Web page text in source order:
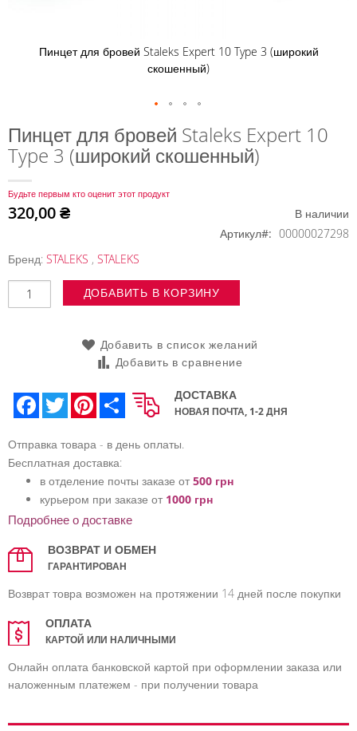
Пинцет для бровей Staleks Expert 10 Type 3 (широкий
скошенный)
к
началу
изображений
Пинцет для бровей Staleks Expert 10
Type 3 (широкий скошенный)
Будьте первым кто оценит этот продукт
320,00 ₴
В наличии
Артикул
00000027298
Бренд: STALEKS , STALEKS
ДОБАВИТЬ В КОРЗИНУ
Добавить в список желаний
Добавить в сравнение
Facebook
Twitter PinterestShare ДОСТАВКА
НОВАЯ ПОЧТА, 1-2 ДНЯ
Отправка товара - в день оплаты.
Бесплатная доставка:
в отделение почты заказе от 500 грн
курьером при заказе от 1000 грн
Подробнее о доставке
ВОЗВРАТ И ОБМЕН
ГАРАНТИРОВАН
Возврат товра возможен на протяжении 14 дней после покупки
ОПЛАТА
КАРТОЙ ИЛИ НАЛИЧНЫМИ
Онлайн оплата банковской картой при оформлении заказа или
наложенным платежем - при получении товара